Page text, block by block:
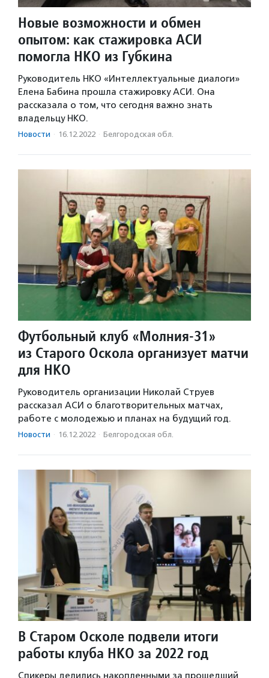
Новые возможности и обмен
опытом: как стажировка АСИ
помогла НКО из Губкина
Руководитель НКО «Интеллектуальные диалоги»
Елена Бабина прошла стажировку АСИ. Она
рассказала о том, что сегодня важно знать
владельцу НКО.
Новости · 16.12.2022 · Белгородская обл.
Футбольный клуб «Молния-31»
из Старого Оскола организует матчи
для НКО
Руководитель организации Николай Струев
рассказал АСИ о благотворительных матчах,
работе с молодежью и планах на будущий год.
Новости · 16.12.2022 · Белгородская обл.
В Старом Осколе подвели итоги
работы клуба НКО за 2022 год